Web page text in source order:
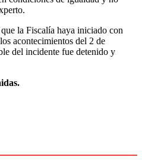
la Fiscalía haya iniciado con
acontecimientos del 2 de
del incidente fue detenido y